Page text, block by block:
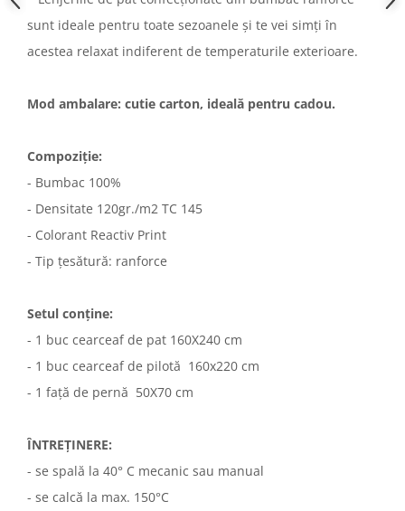
sunt ideale pentru toate sezoanele și te vei simți în
acestea relaxat indiferent de temperaturile exterioare.
Mod ambalare: cutie carton, ideală pentru cadou.
Compoziție:
- Bumbac 100%
- Densitate 120gr./m2 TC 145
- Colorant Reactiv Print
- Tip țesătură: ranforce
Setul conține:
- 1 buc cearceaf de pat 160X240 cm
- 1 buc cearceaf de pilotă 160x220 cm
- 1 față de pernă 50X70 cm
ÎNTREȚINERE:
- se spală la 40° C mecanic sau manual
- se calcă la max. 150°C